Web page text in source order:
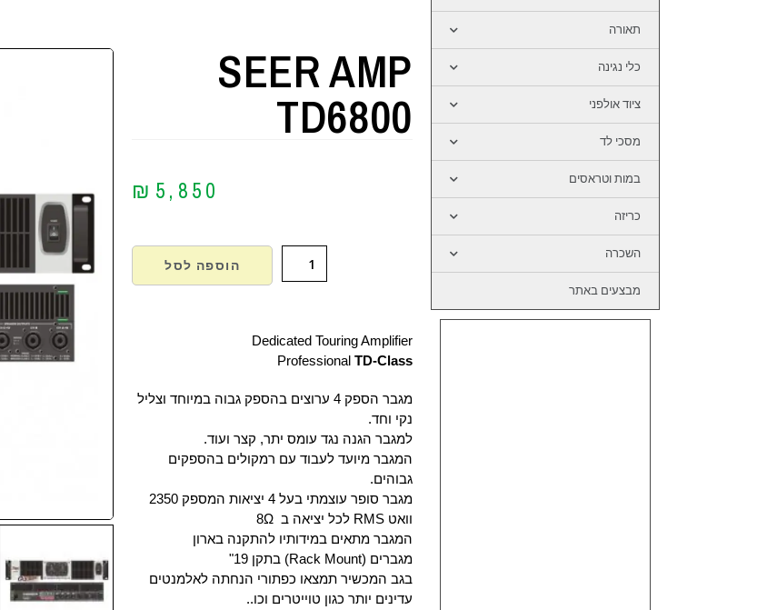
תאורה
כלי נגינה
ציוד אולפני
מסכי לד
במות וטראסים
כריזה
השכרה
מבצעים באתר
SEER AMP
TD6800
₪ 5,850
הוספה לסל
Dedicated Touring Amplifier
Professional TD-Class
מגבר הספק 4 ערוצים בהספק גבוה במיוחד וצליל
נקי וחד.
למגבר הגנה נגד עומס יתר, קצר ועוד.
המגבר מיועד לעבוד עם רמקולים בהספקים
גבוהים.
מגבר סופר עוצמתי בעל 4 יציאות המספק 2350
וואט RMSלכל יציאה בΩ
8
המגבר מתאים במידותיו להתקנה בארון
מגברים (Rack Mount)בתקן 19
"
בגב המכשיר תמצאו כפתורי הנחתה לאלמנטים
עדינים יותר כגון טוייטרים וכו..